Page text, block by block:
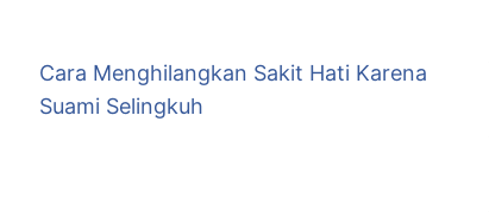
Cara Menghilangkan Sakit Hati Karena
Suami Selingkuh